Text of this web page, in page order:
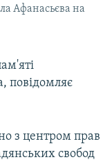
Афанасьєва на
повідомляє
з центром прав
свобод